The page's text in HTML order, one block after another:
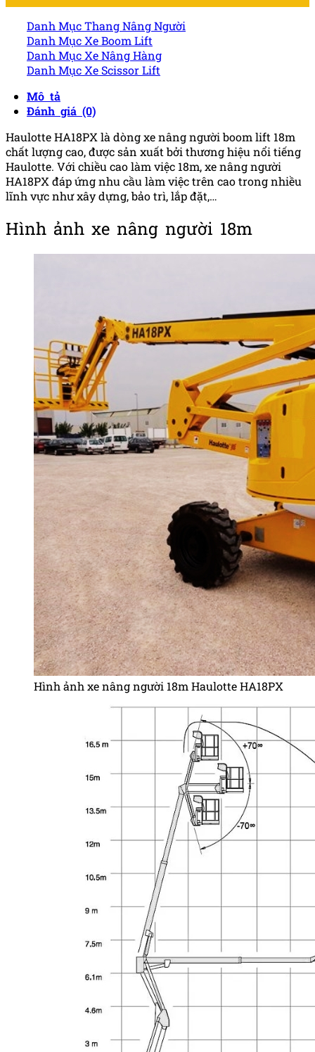
Danh Mục Thang Nâng Người
Danh Mục Xe Boom Lift
Danh Mục Xe Nâng Hàng
Danh Mục Xe Scissor Lift
Mô tả
Đánh giá (0)
Haulotte HA18PX là dòng xe nâng người boom lift 18m
chất lượng cao, được sản xuất bởi thương hiệu nổi tiếng
Haulotte. Với chiều cao làm việc 18m, xe nâng người
HA18PX đáp ứng nhu cầu làm việc trên cao trong nhiều
lĩnh vực như xây dựng, bảo trì, lắp đặt,…
Hình ảnh xe nâng người 18m
Hình ảnh xe nâng người 18m Haulotte HA18PX